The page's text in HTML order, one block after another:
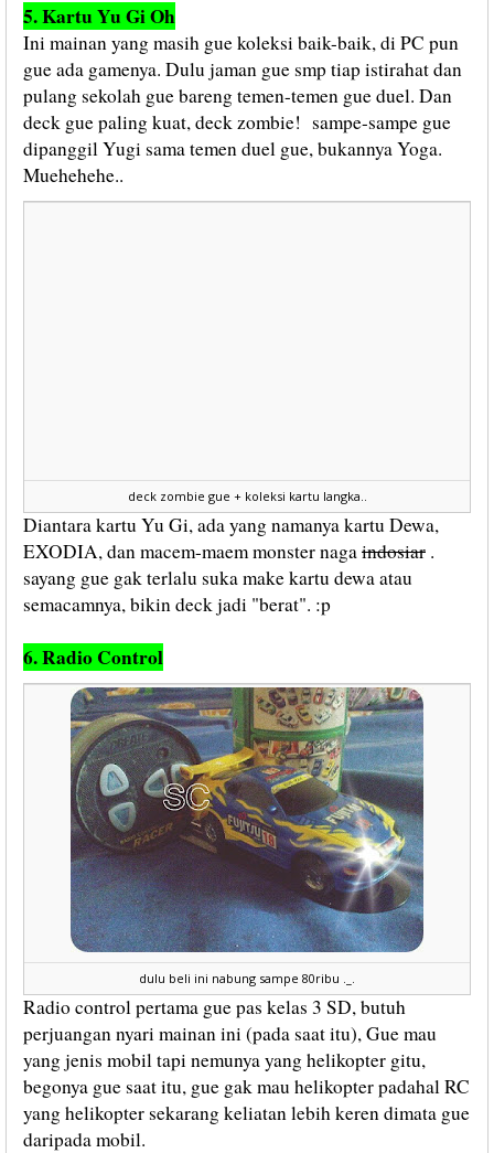
5. Kartu Yu Gi Oh
Ini mainan yang masih gue koleksi baik-baik, di PC pun
gue ada gamenya. Dulu jaman gue smp tiap istirahat dan
pulang sekolah gue bareng temen-temen gue duel. Dan
deck gue paling kuat, deck zombie! sampe-sampe gue
dipanggil Yugi sama temen duel gue, bukannya Yoga.
Muehehehe..
deck zombie gue + koleksi kartu langka..
Diantara kartu Yu Gi, ada yang namanya kartu Dewa,
EXODIA, dan macem-maem monster nagaindosiar .
sayang gue gak terlalu suka make kartu dewa atau
semacamnya, bikin deck jadi "berat". :p
6. Radio Control
dulu beli ini nabung sampe 80ribu ._.
Radio control pertama gue pas kelas 3 SD, butuh
perjuangan nyari mainan ini (pada saat itu), Gue mau
yang jenis mobil tapi nemunya yang helikopter gitu,
begonya gue saat itu, gue gak mau helikopter padahal RC
yang helikopter sekarang keliatan lebih keren dimata gue
daripada mobil.